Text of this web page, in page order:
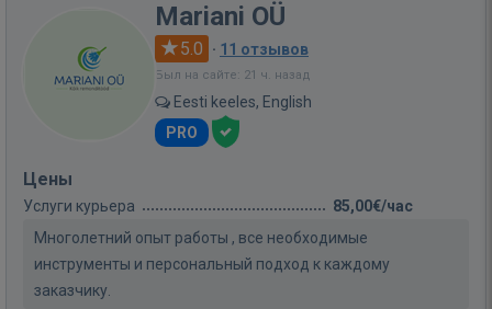
Mariani OÜ
5.0 · 11 отзывов
Был на сайте: 21 ч. назад
Eesti keeles, English
PRO
Цены
Услуги курьера
85,00€/час
Многолетний опыт работы , все необходимые
инструменты и персональный подход к каждому
заказчику.